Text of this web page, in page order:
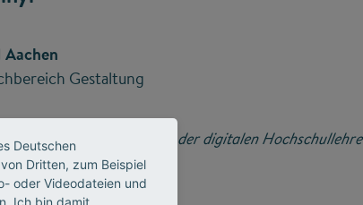
Aachen
Gestaltung
für Innovationen in der digitalen Hochschullehre
Deutschen
Dritten, zum Beispiel
oder Videodateien und
Ich bin damit